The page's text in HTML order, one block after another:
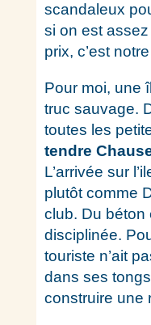
scandaleux
si on est
prix, c’est
Pour moi, une
truc sauvage.
toutes les
tendre
L’arrivée sur
plutôt comme
club. Du béton
disciplinée.
touriste n’ait
dans ses
construire une